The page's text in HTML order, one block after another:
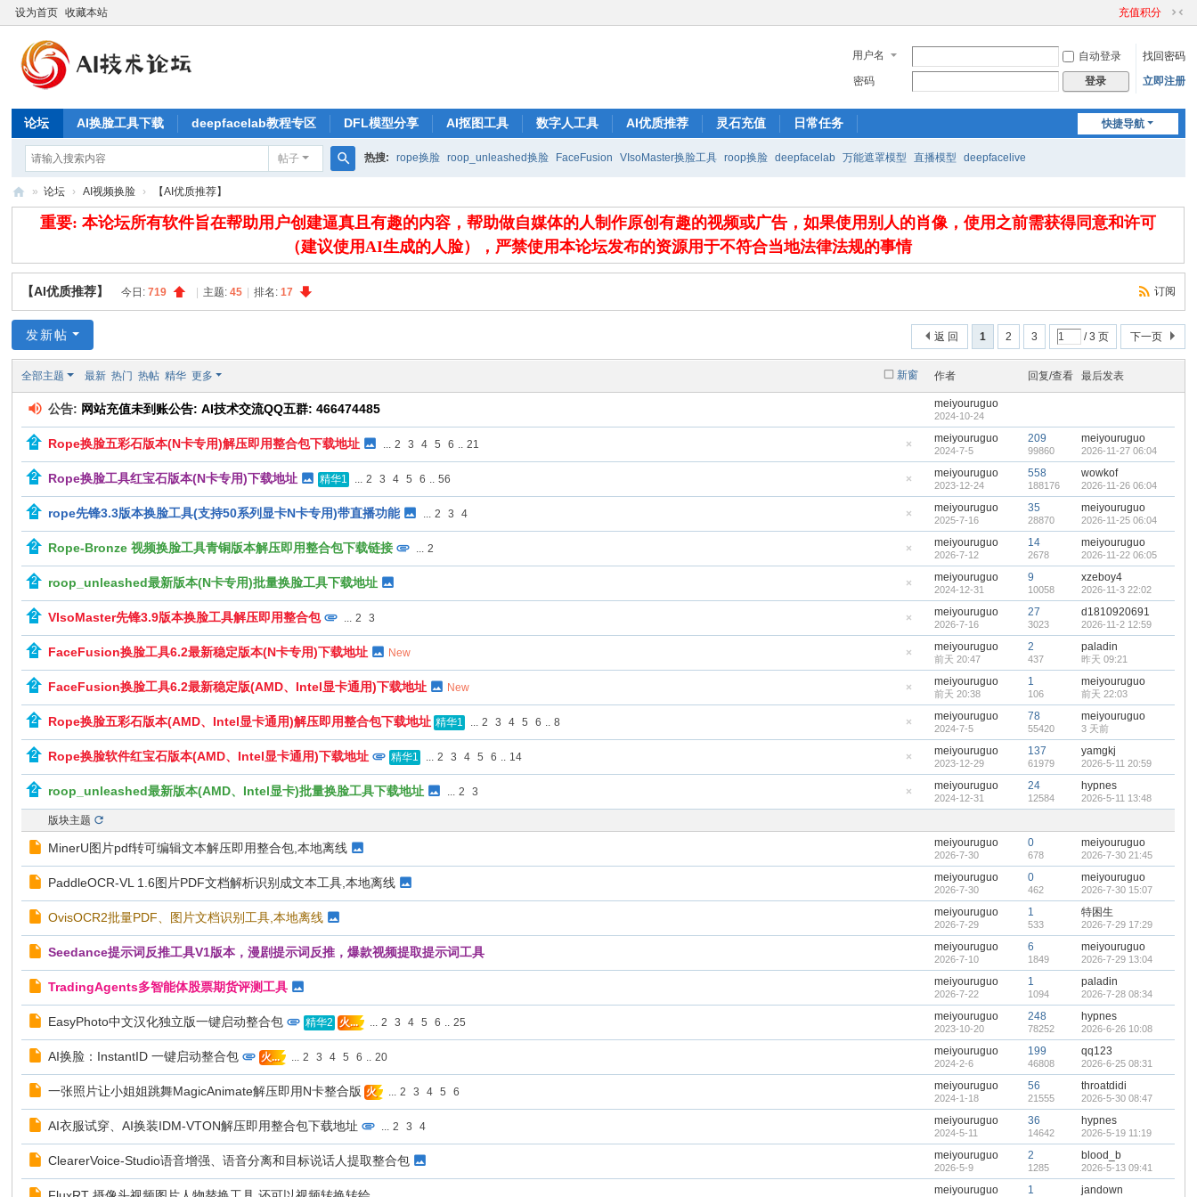
设为首页 收藏本站 充值积分
切
到
窄
用户名 自动登录
找回密码
密码
登录 立即注册
快捷导航
论坛 AI换脸工具下载 deepfacelab教程专区 DFL模型分享 AI抠图工具 数字人工具 AI优质推荐 灵石充值 日常任务
帖子
索
热搜: rope换脸 roop_unleashed换脸 FaceFusion VIsoMaster换脸工具 roop换脸 deepfacelab 万能遮罩模型 直播模型 deepfacelive
坛
» 论坛 › AI视频换脸 › 【AI优质推荐】
重要: 本论坛所有软件旨在帮助用户创建逼真且有趣的内容，帮助做自媒体的人制作原创有趣的视频或广告，如果使用别人的肖像，使用之前需获得同意和许可
（建议使用AI生成的人脸），严禁使用本论坛发布的资源用于不符合当地法律法规的事情
订阅
【AI优质推荐】 今日:719 主题:45 排名:17
1 2 3 / 3 页 下一页
返 回
发新帖
新窗
全部主题 最新 热门 热帖 精华 更多 作者 回复/查看 最后发表
公告: 网站充值未到账公告: AI技术交流QQ五群: 466474485 meiyouruguo
2024-10-24
藏
置
帖
Rope换脸五彩石版本(N卡专用)解压即用整合包下载地址 ... 2 3 4 5 6 .. 21 meiyouruguo
2024-7-5
209
99860
meiyouruguo
2026-11-27 06:04
藏
置
帖
Rope换脸工具红宝石版本(N卡专用)下载地址 精华1 ... 2 3 4 5 6 .. 56 meiyouruguo
2023-12-24
558
188176
wowkof
2026-11-26 06:04
藏
置
帖
rope先锋3.3版本换脸工具(支持50系列显卡N卡专用)带直播功能 ... 2 3 4 meiyouruguo
2025-7-16
35
28870
meiyouruguo
2026-11-25 06:04
藏
置
帖
Rope-Bronze 视频换脸工具青铜版本解压即用整合包下载链接 ... 2 meiyouruguo
2026-7-12
14
2678
meiyouruguo
2026-11-22 06:05
藏
置
帖
roop_unleashed最新版本(N卡专用)批量换脸工具下载地址 meiyouruguo
2024-12-31
9
10058
xzeboy4
2026-11-3 22:02
藏
置
帖
VIsoMaster先锋3.9版本换脸工具解压即用整合包 ... 2 3 meiyouruguo
2026-7-16
27
3023
d1810920691
2026-11-2 12:59
藏
置
帖
FaceFusion换脸工具6.2最新稳定版本(N卡专用)下载地址 New meiyouruguo
前天 20:47
2
437
paladin
昨天 09:21
藏
置
帖
FaceFusion换脸工具6.2最新稳定版(AMD、Intel显卡通用)下载地址 New meiyouruguo
前天 20:38
1
106
meiyouruguo
前天 22:03
藏
置
帖
Rope换脸五彩石版本(AMD、Intel显卡通用)解压即用整合包下载地址 精华1 ... 2 3 4 5 6 .. 8 meiyouruguo
2024-7-5
78
55420
meiyouruguo
3 天前
藏
置
帖
Rope换脸软件红宝石版本(AMD、Intel显卡通用)下载地址 精华1 ... 2 3 4 5 6 .. 14 meiyouruguo
2023-12-29
137
61979
yamgkj
2026-5-11 20:59
藏
顶
roop_unleashed最新版本(AMD、Intel显卡)批量换脸工具下载地址 ... 2 3 meiyouruguo
2024-12-31
24
12584
hypnes
2026-5-11 13:48
版块主题
MinerU图片pdf转可编辑文本解压即用整合包,本地离线 meiyouruguo
2026-7-30
0
678
meiyouruguo
2026-7-30 21:45
PaddleOCR-VL 1.6图片PDF文档解析识别成文本工具,本地离线 meiyouruguo
2026-7-30
0
462
meiyouruguo
2026-7-30 15:07
OvisOCR2批量PDF、图片文档识别工具,本地离线 meiyouruguo
2026-7-29
1
533
特困生
2026-7-29 17:29
Seedance提示词反推工具V1版本，漫剧提示词反推，爆款视频提取提示词工具 meiyouruguo
2026-7-10
6
1849
meiyouruguo
2026-7-29 13:04
TradingAgents多智能体股票期货评测工具 meiyouruguo
2026-7-22
1
1094
paladin
2026-7-28 08:34
EasyPhoto中文汉化独立版一键启动整合包 精华2 火... ... 2 3 4 5 6 .. 25 meiyouruguo
2023-10-20
248
78252
hypnes
2026-6-26 10:08
AI换脸：InstantID 一键启动整合包 火... ... 2 3 4 5 6 .. 20 meiyouruguo
2024-2-6
199
46808
qq123
2026-6-25 08:31
一张照片让小姐姐跳舞MagicAnimate解压即用N卡整合版 火 ... 2 3 4 5 6 meiyouruguo
2024-1-18
56
21555
throatdidi
2026-5-30 08:47
AI衣服试穿、AI换装IDM-VTON解压即用整合包下载地址 ... 2 3 4 meiyouruguo
2024-5-11
36
14642
hypnes
2026-5-19 11:19
ClearerVoice-Studio语音增强、语音分离和目标说话人提取整合包 meiyouruguo
2026-5-9
2
1285
blood_b
2026-5-13 09:41
meiyouruguo 1 jandown